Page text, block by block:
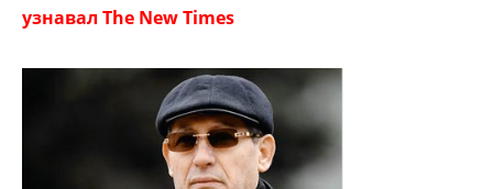
узнавал The New Times